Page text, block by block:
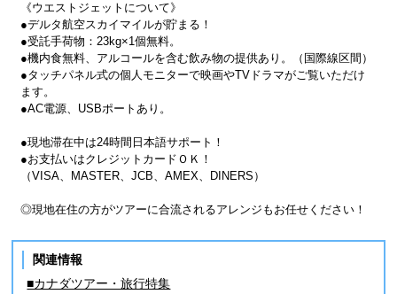
《ウエストジェットについて》
●デルタ航空スカイマイルが貯まる！
●受託手荷物：23kg×1個無料。
●機内食無料、アルコールを含む飲み物の提供あり。（国際線区間）
●タッチパネル式の個人モニターで映画やTVドラマがご覧いただけ
ます。
●AC電源、USBポートあり。
●現地滞在中は24時間日本語サポート！
●お支払いはクレジットカードＯＫ！
（VISA、MASTER、JCB、AMEX、DINERS）
◎現地在住の方がツアーに合流されるアレンジもお任せください！
関連情報
■カナダツアー・旅行特集